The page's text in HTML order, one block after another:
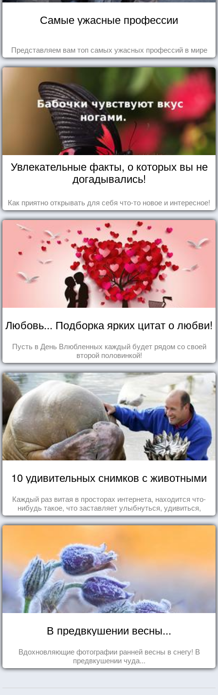
Самые ужасные профессии
Представляем вам топ самых ужасных профессий в мире
Увлекательные факты, о которых вы не
догадывались!
Как приятно открывать для себя что-то новое и интересное!
Любовь... Подборка ярких цитат о любви!
Пусть в День Влюбленных каждый будет рядом со своей
второй половинкой!
10 удивительных снимков с животными
Каждый раз витая в просторах интернета, находится что-
нибудь такое, что заставляет улыбнуться, удивиться,
восхититься...
В предвкушении весны...
Вдохновляющие фотографии ранней весны в снегу! В
предвкушении чуда...